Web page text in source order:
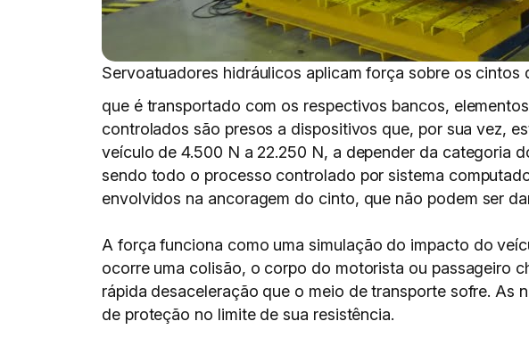
Servoatuadores hidráulicos aplicam força sobre os cintos
que é transportado com os respectivos bancos,
controlados são presos a dispositivos que, por sua vez,
veículo de 4.500 N a 22.250 N, a depender da categoria
sendo todo o processo controlado por sistema
envolvidos na ancoragem do cinto, que não podem ser
A força funciona como uma simulação do impacto do
ocorre uma colisão, o corpo do motorista ou passageiro
rápida desaceleração que o meio de transporte sofre. As
de proteção no limite de sua resistência.